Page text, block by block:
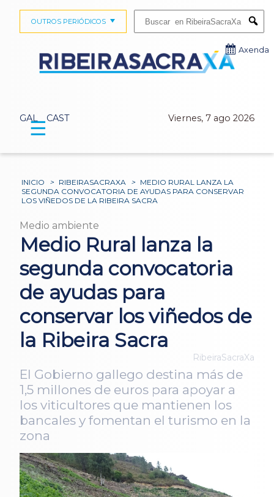
GAL CAST Viernes, 7 ago 2026
OUTROS PERIÓDICOS
Axenda
☰
INICIO > RIBEIRASACRAXA > MEDIO RURAL LANZA LA
SEGUNDA CONVOCATORIA DE AYUDAS PARA CONSERVAR
LOS VIÑEDOS DE LA RIBEIRA SACRA
Medio ambiente
Medio Rural lanza la
segunda convocatoria
de ayudas para
conservar los viñedos de
la Ribeira Sacra
RibeiraSacraXa
El Gobierno gallego destina más de
1,5 millones de euros para apoyar a
los viticultores que mantienen los
bancales y fomentan el turismo en la
zona